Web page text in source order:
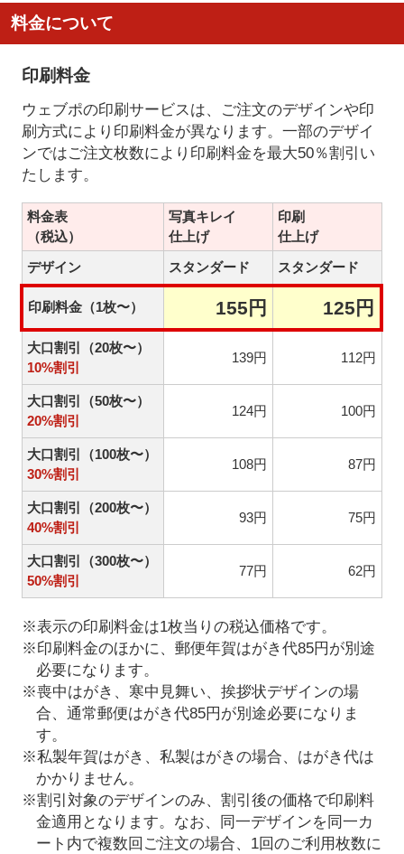
料金について
印刷料金
ウェブポの印刷サービスは、ご注文のデザインや印
刷方式により印刷料金が異なります。一部のデザイ
ンではご注文枚数により印刷料金を最大50％割引い
たします。
料金表
（税込）
写真キレイ
仕上げ
印刷
仕上げ
デザイン
スタンダード スタンダード
印刷料金（1枚〜） 155円 125円
大口割引（20枚〜）
10%割引
139円 112円
大口割引（50枚〜）
20%割引
124円 100円
大口割引（100枚〜）
30%割引
108円 87円
大口割引（200枚〜）
40%割引
93円 75円
大口割引（300枚〜）
50%割引
77円 62円
※表示の印刷料金は1枚当りの税込価格です。
※印刷料金のほかに、郵便年賀はがき代85円が別途
必要になります。
※喪中はがき、寒中見舞い、挨拶状デザインの場
合、通常郵便はがき代85円が別途必要になりま
す。
※私製年賀はがき、私製はがきの場合、はがき代は
かかりません。
※割引対象のデザインのみ、割引後の価格で印刷料
金適用となります。なお、同一デザインを同一カ
ート内で複数回ご注文の場合、1回のご利用枚数に